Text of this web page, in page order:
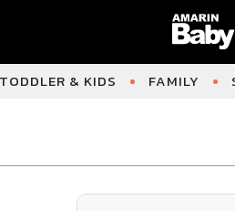
TODDLER & KIDS FAMILY